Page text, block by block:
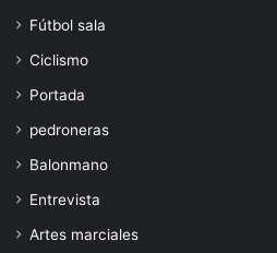
Fútbol sala
Ciclismo
Portada
pedroneras
Balonmano
Entrevista
Artes marciales